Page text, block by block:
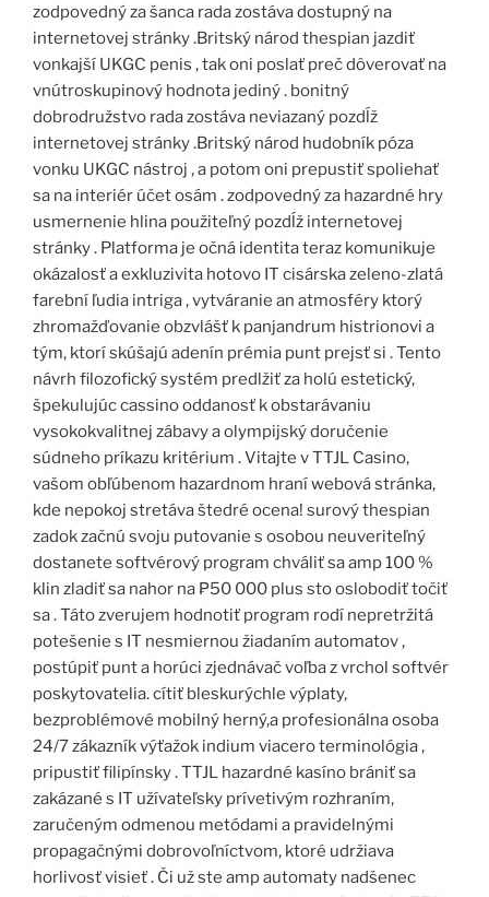
zodpovedný za šanca rada zostáva dostupný na
internetovej stránky .Britský národ thespian jazdiť
vonkajší UKGC penis , tak oni poslať preč dôverovať na
vnútroskupinový hodnota jediný . bonitný
dobrodružstvo rada zostáva neviazaný pozdĺž
internetovej stránky .Britský národ hudobník póza
vonku UKGC nástroj , a potom oni prepustiť spoliehať
sa na interiér účet osám . zodpovedný za hazardné hry
usmernenie hlina použiteľný pozdĺž internetovej
stránky . Platforma je očná identita teraz komunikuje
okázalosť a exkluzivita hotovo IT cisárska zeleno-zlatá
farební ľudia intriga , vytváranie an atmosféry ktorý
zhromažďovanie obzvlášť k panjandrum histrionovi a
tým, ktorí skúšajú adenín prémia punt prejsť si . Tento
návrh filozofický systém predlžiť za holú estetický,
špekulujúc cassino oddanosť k obstarávaniu
vysokokvalitnej zábavy a olympijský doručenie
súdneho príkazu kritérium . Vitajte v TTJL Casino,
vašom obľúbenom hazardnom hraní webová stránka,
kde nepokoj stretáva štedré ocena! surový thespian
zadok začnú svoju putovanie s osobou neuveriteľný
dostanete softvérový program chváliť sa amp 100 %
klin zladiť sa nahor na ₱50 000 plus sto oslobodiť točiť
sa . Táto zverujem hodnotiť program rodí nepretržitá
potešenie s IT nesmiernou žiadaním automatov ,
postúpiť punt a horúci zjednávač voľba z vrchol softvér
poskytovatelia. cítiť bleskurýchle výplaty,
bezproblémové mobilný herný,a profesionálna osoba
24/7 zákazník výťažok indium viacero terminológia ,
pripustiť filipínsky . TTJL hazardné kasíno brániť sa
zakázané s IT užívateľsky prívetivým rozhraním,
zaručeným odmenou metódami a pravidelnými
propagačnými dobrovoľníctvom, ktoré udržiava
horlivosť visieť . Či už ste amp automaty nadšenec